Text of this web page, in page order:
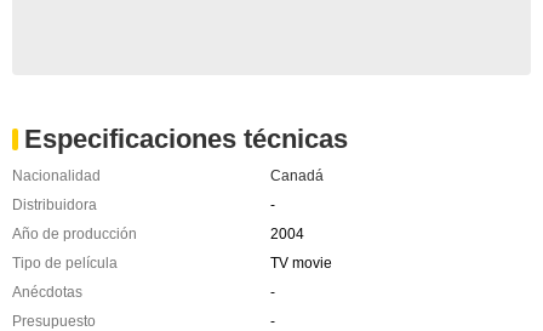
Especificaciones técnicas
Nacionalidad
Canadá
Distribuidora
-
Año de producción
2004
Tipo de película
TV movie
Anécdotas
-
Presupuesto
-